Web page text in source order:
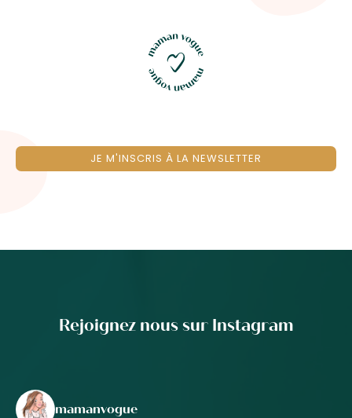
JE M'INSCRIS À LA NEWSLETTER
Rejoignez nous sur Instagram
mamanvogue